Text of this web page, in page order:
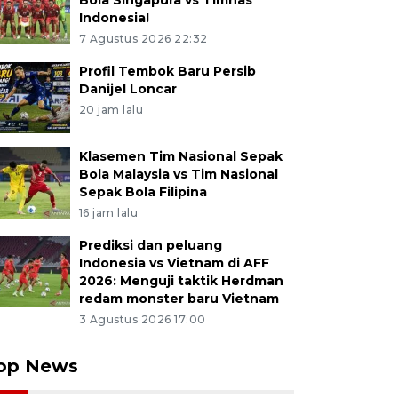
Indonesia!
7 Agustus 2026 22:32
Profil Tembok Baru Persib
Danijel Loncar
20 jam lalu
Klasemen Tim Nasional Sepak
Bola Malaysia vs Tim Nasional
Sepak Bola Filipina
16 jam lalu
Prediksi dan peluang
Indonesia vs Vietnam di AFF
2026: Menguji taktik Herdman
redam monster baru Vietnam
3 Agustus 2026 17:00
News